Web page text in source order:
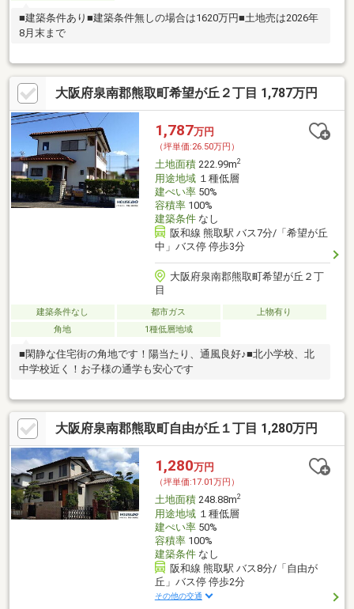
■建築条件あり■建築条件無しの場合は1620万円■土地売は2026年
8月末まで
大阪府泉南郡熊取町希望が丘２丁目 1,787万円
1,787万円
（坪単価:26.50万円）
土地面積222.99m2
用途地域１種低層
建ぺい率50%
容積率100%
建築条件なし
阪和線 熊取駅 バス7分/「希望が丘
中」バス停 停歩3分
大阪府泉南郡熊取町希望が丘２丁
目
建築条件なし 都市ガス
上物有り
角地
1種低層地域
■閑静な住宅街の角地です！陽当たり、通風良好♪■北小学校、北
中学校近く！お子様の通学も安心です
大阪府泉南郡熊取町自由が丘１丁目 1,280万円
1,280万円
（坪単価:17.01万円）
土地面積248.88m2
用途地域１種低層
建ぺい率50%
容積率100%
建築条件なし
阪和線 熊取駅 バス8分/「自由が
丘」バス停 停歩2分
その他の交通